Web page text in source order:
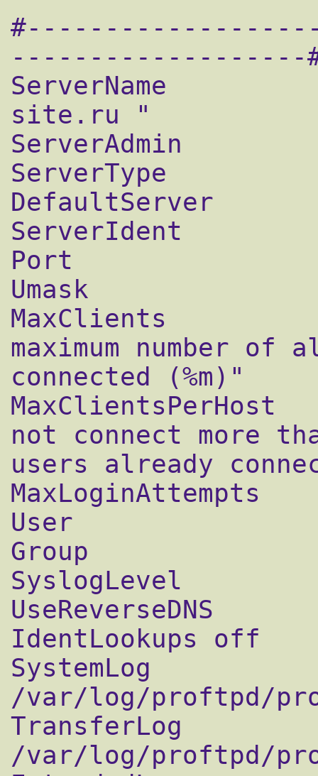
-------------------
ServerName
site.ru "
ServerAdmin		airo@site.ru
ServerType
DefaultServer
ServerIdent
Port
Umask
MaxClients             	10
maximum number
connected (%m)"
MaxClientsPerHost	10  "Sorry, you may
not connect more
users already
MaxLoginAttempts
User			ftp
Group			ftp
SyslogLevel		notice
UseReverseDNS		off
IdentLookups off
SystemLog
/var/log/proftpd/
TransferLog
/var/log/proftpd/